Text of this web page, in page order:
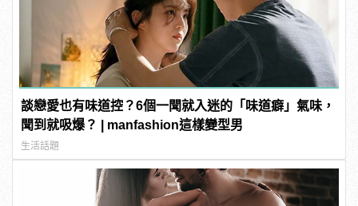
談戀愛也有味道控？6個一聞就入迷的「味道癖」氣味，
聞到就吸爆？ | manfashion這樣變型男
生活話題